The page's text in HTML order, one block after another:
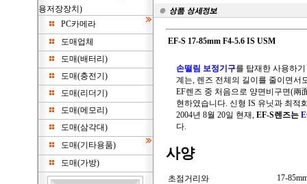
용저장장치)
PC카메라
도매업체
도매(배터리)
도매(충전기)
도매(리더기)
도매(메모리)
도매(삼각대)
도매(기타용품)
도매(가방)
EF-S 17-85mm F4-5.6 IS USM
손떨림 보정기구를 탑재한 사용하
계는, 렌즈 전체의 길이를 줄이면서
EF렌즈 중 처음으로 양면비구면(兩
현하였습니다. 신형 IS 유닛과 최적
2004년 8월 20일 현재, EF-S렌즈는
다.
사양
초점거리와
17-